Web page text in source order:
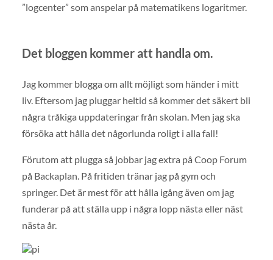
”logcenter” som anspelar på matematikens logaritmer.
Det bloggen kommer att handla om.
Jag kommer blogga om allt möjligt som händer i mitt
liv. Eftersom jag pluggar heltid så kommer det säkert bli
några tråkiga uppdateringar från skolan. Men jag ska
försöka att hålla det någorlunda roligt i alla fall!
Förutom att plugga så jobbar jag extra på Coop Forum
på Backaplan. På fritiden tränar jag på gym och
springer. Det är mest för att hålla igång även om jag
funderar på att ställa upp i några lopp nästa eller näst
nästa år.